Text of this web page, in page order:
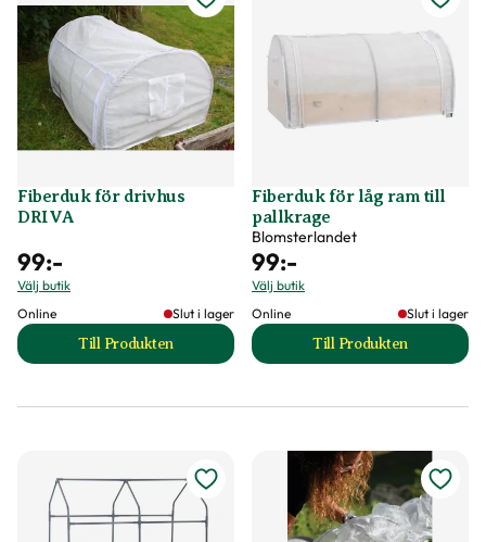
Fiberduk för drivhus
DRIVA
99:-
Välj butik
Online
Slut i lager
Till Produkten
till Fiberduk för drivhus DRIVA produktsida
Fiberduk för låg ram till
pallkrage
Blomsterlandet
99:-
Välj butik
Online
Slut i lager
Till Produkten
till Fiberduk för